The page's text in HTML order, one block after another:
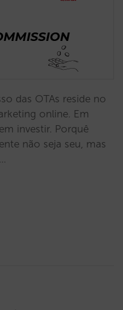
das OTAs reside no
online. Em
investir. Porquê
não seja seu, mas